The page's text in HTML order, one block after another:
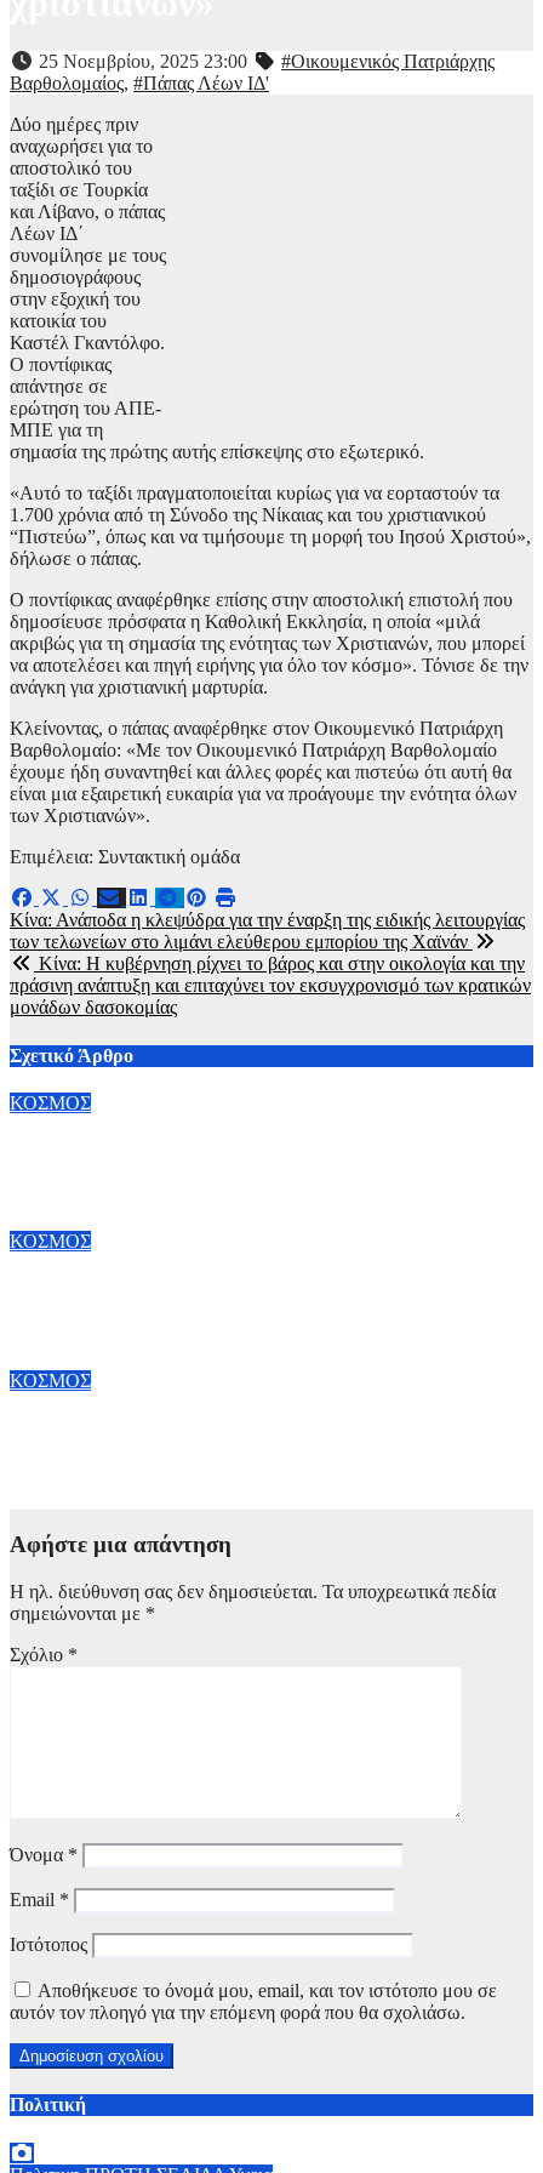
25 Νοεμβρίου, 2025 23:00
#Οικουμενικός Πατριάρχης
Βαρθολομαίος, #Πάπας Λέων ΙΔ'
Δύο ημέρες πριν
αναχωρήσει για το
αποστολικό του
ταξίδι σε Τουρκία
και Λίβανο, ο πάπας
Λέων ΙΔ΄
συνομίλησε με τους
δημοσιογράφους
στην εξοχική του
κατοικία του
Καστέλ Γκαντόλφο.
Ο ποντίφικας
απάντησε σε
ερώτηση του ΑΠΕ-
ΜΠΕ για τη
σημασία της πρώτης αυτής επίσκεψης στο εξωτερικό.
«Αυτό το ταξίδι πραγματοποιείται κυρίως για να εορταστούν τα
1.700 χρόνια από τη Σύνοδο της Νίκαιας και του χριστιανικού
“Πιστεύω”, όπως και να τιμήσουμε τη μορφή του Ιησού Χριστού»,
δήλωσε ο πάπας.
Ο ποντίφικας αναφέρθηκε επίσης στην αποστολική επιστολή που
δημοσίευσε πρόσφατα η Καθολική Εκκλησία, η οποία «μιλά
ακριβώς για τη σημασία της ενότητας των Χριστιανών, που μπορεί
να αποτελέσει και πηγή ειρήνης για όλο τον κόσμο». Τόνισε δε την
ανάγκη για χριστιανική μαρτυρία.
Κλείνοντας, ο πάπας αναφέρθηκε στον Οικουμενικό Πατριάρχη
Βαρθολομαίο: «Με τον Οικουμενικό Πατριάρχη Βαρθολομαίο
έχουμε ήδη συναντηθεί και άλλες φορές και πιστεύω ότι αυτή θα
είναι μια εξαιρετική ευκαιρία για να προάγουμε την ενότητα όλων
των Χριστιανών».
Επιμέλεια: Συντακτική ομάδα
Πλοήγηση
άρθρων
Κίνα: Ανάποδα η κλεψύδρα για την έναρξη της ειδικής λειτουργίας
των τελωνείων στο λιμάνι ελεύθερου εμπορίου της Χαϊνάν
Κίνα: Η κυβέρνηση ρίχνει το βάρος και στην οικολογία και την
πράσινη ανάπτυξη και επιταχύνει τον εκσυγχρονισμό των κρατικών
μονάδων δασοκομίας
Σχετικό Άρθρο
ΚΟΣΜΟΣ
ΚΟΣΜΟΣ
ΚΟΣΜΟΣ
Αφήστε μια απάντηση
Η ηλ. διεύθυνση σας δεν δημοσιεύεται. Τα υποχρεωτικά πεδία
σημειώνονται με *
Σχόλιο *
Όνομα *
Email *
Ιστότοπος
Αποθήκευσε το όνομά μου, email, και τον ιστότοπο μου σε
αυτόν τον πλοηγό για την επόμενη φορά που θα σχολιάσω.
Πολιτική